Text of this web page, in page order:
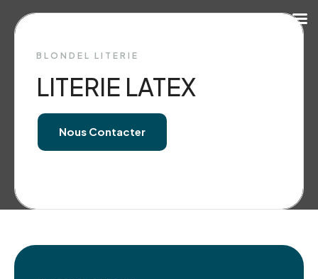
BLONDEL LITERIE
LITERIE LATEX
Nous Contacter